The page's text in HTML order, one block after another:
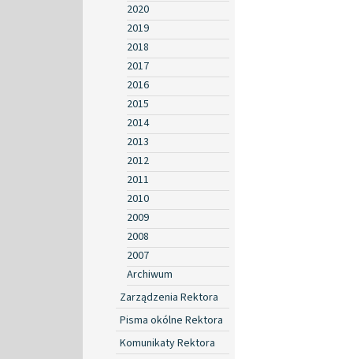
2020
2019
2018
2017
2016
2015
2014
2013
2012
2011
2010
2009
2008
2007
Archiwum
Zarządzenia Rektora
Pisma okólne Rektora
Komunikaty Rektora